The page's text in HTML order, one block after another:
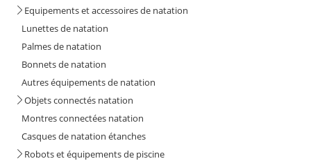
Equipements et accessoires de natation
Lunettes de natation
Palmes de natation
Bonnets de natation
Autres équipements de natation
Objets connectés natation
Montres connectées natation
Casques de natation étanches
Robots et équipements de piscine